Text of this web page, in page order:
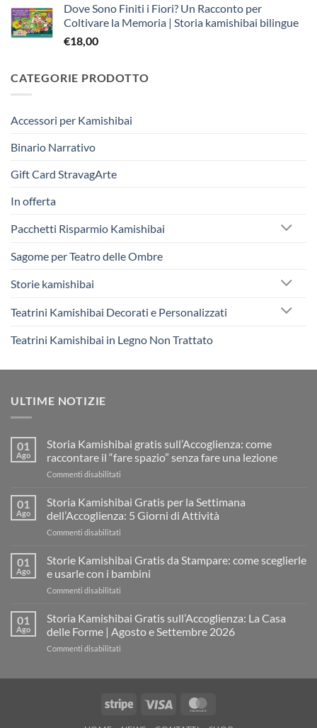
originale
era:
attuale
è:
Dove Sono Finiti i Fiori? Un Racconto per
Coltivare la Memoria | Storia kamishibai bilingue
€18,00
CATEGORIE PRODOTTO
Accessori per Kamishibai
Binario Narrativo
Gift Card StravagArte
In offerta
Pacchetti Risparmio Kamishibai
Sagome per Teatro delle Ombre
Storie kamishibai
Teatrini Kamishibai Decorati e Personalizzati
Teatrini Kamishibai in Legno Non Trattato
ULTIME NOTIZIE
01
Ago
Storia Kamishibai gratis sull’Accoglienza: come
raccontare il “fare spazio” senza fare una lezione
Commenti disabilitati
Kamishibai
sull’Accoglienza:
il
“fare
una
lezione
01
Ago
Storia Kamishibai Gratis per la Settimana
dell’Accoglienza: 5 Giorni di Attività
Commenti disabilitati
Kamishibai
per
dell’Accoglienza:
Giorni
01
Ago
Storie Kamishibai Gratis da Stampare: come sceglierle
e usarle con i bambini
Commenti disabilitati
Kamishibai
da
usarle
con
01
Ago
Storia Kamishibai Gratis sull’Accoglienza: La Casa
delle Forme | Agosto e Settembre 2026
Commenti disabilitati
La Stripe Visa